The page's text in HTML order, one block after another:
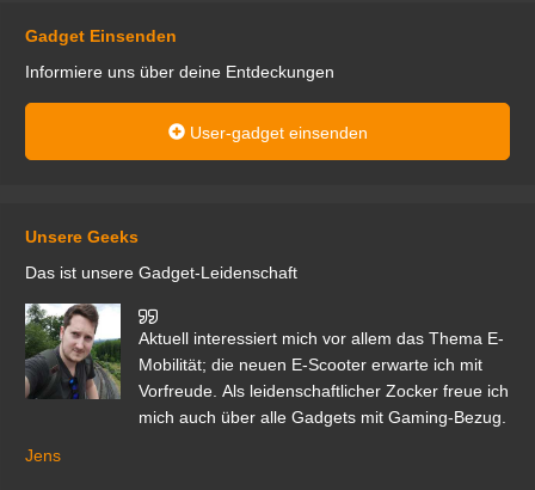
Gadget Einsenden
Informiere uns über deine Entdeckungen
User-gadget einsenden
Unsere Geeks
Das ist unsere Gadget-Leidenschaft
Aktuell interessiert mich vor allem das Thema E-
Mobilität; die neuen E-Scooter erwarte ich mit
Vorfreude. Als leidenschaftlicher Zocker freue ich
mich auch über alle Gadgets mit Gaming-Bezug.
Jens